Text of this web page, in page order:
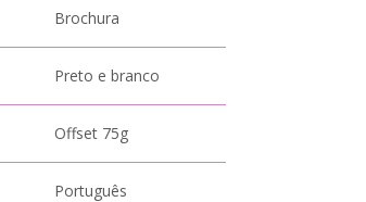
Brochura
Preto e branco
Offset 75g
Português